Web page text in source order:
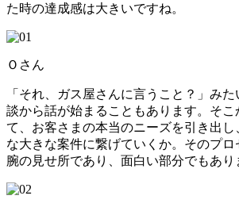
た時の達成感は大きいですね。
Ｏさん
「それ、ガス屋さんに言うこと？」み
談から話が始まることもあります。そ
て、お客さまの本当のニーズを引き出し
な大きな案件に繋げていくか。そのプ
腕の見せ所であり、面白い部分でもあり